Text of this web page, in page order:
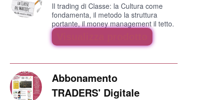
Il trading di Classe: la Cultura come
fondamenta, il metodo la struttura
portante, il money management il tetto.
Abbonamento
TRADERS' Digitale